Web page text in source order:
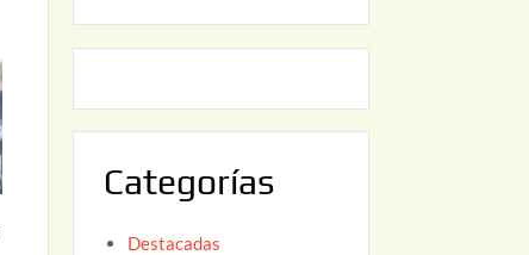
0
2
2
Categorías
Destacadas